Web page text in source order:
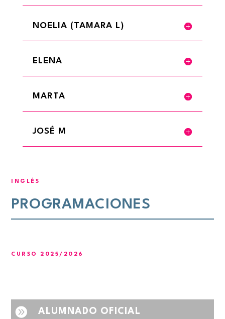
NOELIA (TAMARA L)
ELENA
MARTA
JOSÉ M
INGLÉS
PROGRAMACIONES
CURSO 2025/2026
 ALUMNADO OFICIAL